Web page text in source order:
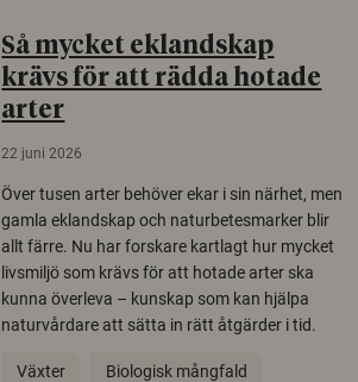
Så mycket eklandskap
krävs för att rädda hotade
arter
22 juni 2026
Över tusen arter behöver ekar i sin närhet, men
gamla eklandskap och naturbetesmarker blir
allt färre. Nu har forskare kartlagt hur mycket
livsmiljö som krävs för att hotade arter ska
kunna överleva – kunskap som kan hjälpa
naturvårdare att sätta in rätt åtgärder i tid.
Växter Biologisk mångfald